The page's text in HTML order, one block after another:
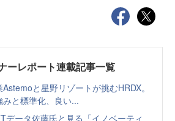
ーレポート連載記事一覧
と星野リゾートが挑むHRDX。
と標準化、良い...
データ佐藤氏と見る「イノベーティ